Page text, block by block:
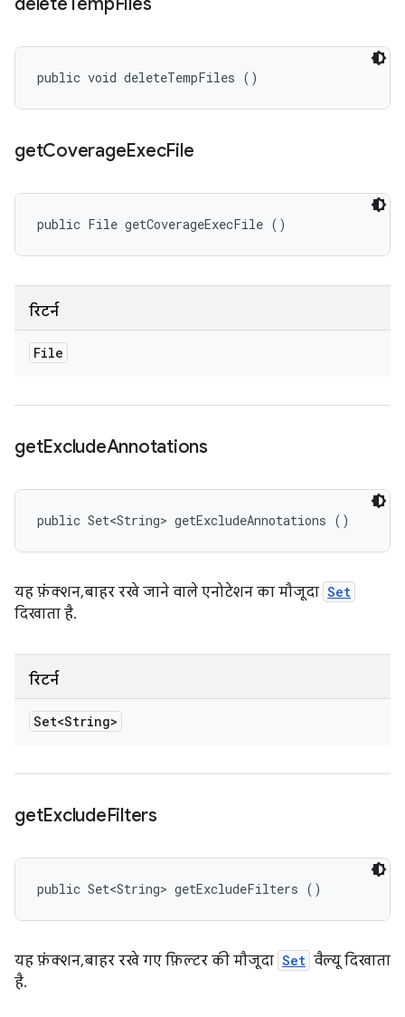
public void deleteTempFiles ()
getCoverageExecFile
public File getCoverageExecFile ()
रिटर्न
File
getExcludeAnnotations
public Set<String> getExcludeAnnotations ()
यह फ़ंक्शन, बाहर रखे जाने वाले एनोटेशन का मौजूदा Set
दिखाता है.
रिटर्न
Set<String>
getExcludeFilters
public Set<String> getExcludeFilters ()
यह फ़ंक्शन, बाहर रखे गए फ़िल्टर की मौजूदा Set वैल्यू दिखाता
है.